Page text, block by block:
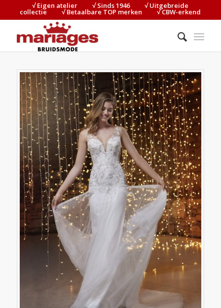
√ Eigen atelier⠀⠀⠀√ Sinds 1946⠀⠀⠀√ Uitgebreide
collectie⠀⠀⠀√ Betaalbare TOP merken⠀⠀⠀√ CBW-erkend